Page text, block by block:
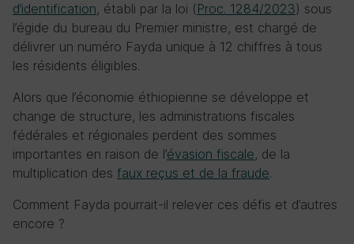
d’identification, établi par la loi (Proc. 1284/2023) sous
l’égide du bureau du Premier ministre, est chargé de
délivrer un numéro Fayda unique à 12 chiffres à tous
les résidents éligibles.
Alors que l’économie éthiopienne se développe et
change de structure, les administrations fiscales
fédérales et régionales perdent des sommes
importantes en raison de l’évasion fiscale, de la
multiplication des faux reçus et de la fraude.
Comment Fayda pourrait-il relever ces défis et d’autres
encore ?